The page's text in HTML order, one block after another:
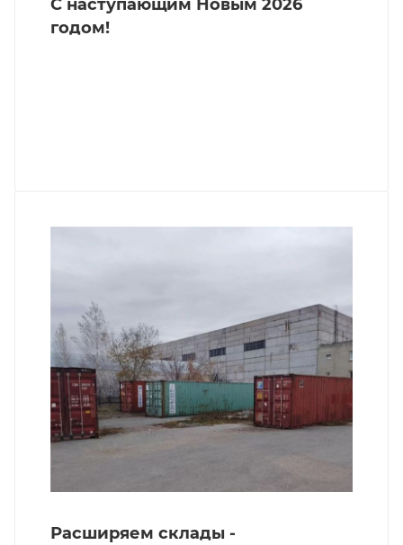
С наступающим Новым 2026
годом!
Расширяем склады -